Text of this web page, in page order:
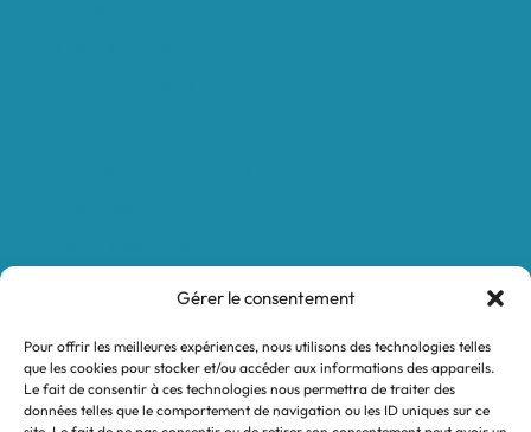
Gérer le consentement
Pour offrir les meilleures expériences, nous utilisons des technologies telles
que les cookies pour stocker et/ou accéder aux informations des appareils.
Le fait de consentir à ces technologies nous permettra de traiter des
données telles que le comportement de navigation ou les ID uniques sur ce
Nos revendeurs
Mon compte